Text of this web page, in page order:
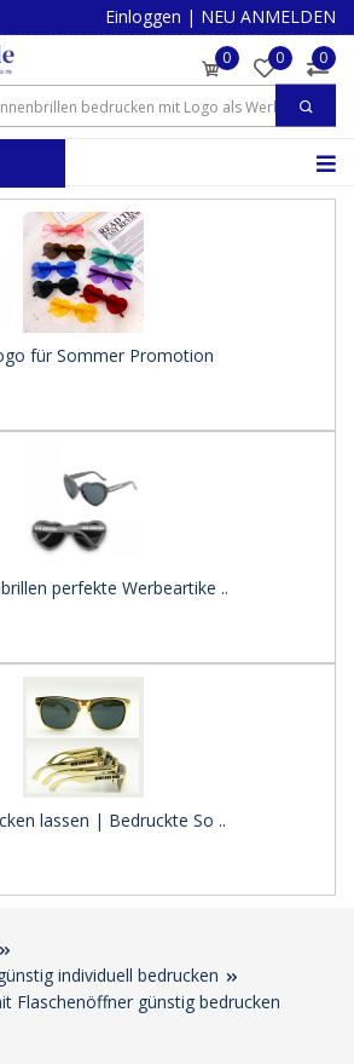
Einloggen | NEU ANMELDEN
0 0 0
für Sommer Promotion
perfekte Werbeartike ..
lassen | Bedruckte So ..
individuell bedrucken
Flaschenöffner günstig bedrucken